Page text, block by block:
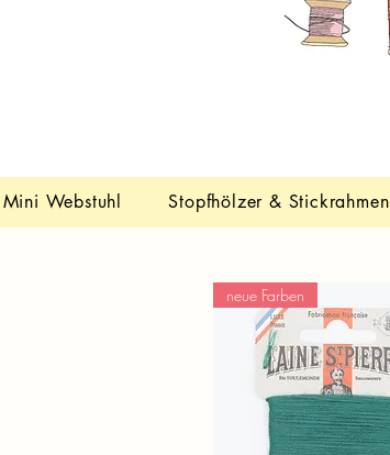
Mini Webstuhl Stopfhölzer & Stickrahmen
neue Farben